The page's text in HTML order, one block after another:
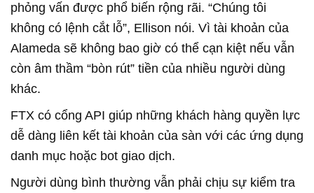
phỏng vấn được phổ biến rộng rãi. “Chúng tôi
không có lệnh cắt lỗ”, Ellison nói. Vì tài khoản của
Alameda sẽ không bao giờ có thể cạn kiệt nếu vẫn
còn âm thầm “bòn rút” tiền của nhiều người dùng
khác.
FTX có cổng API giúp những khách hàng quyền lực
dễ dàng liên kết tài khoản của sàn với các ứng dụng
danh mục hoặc bot giao dịch.
Người dùng bình thường vẫn phải chịu sự kiểm tra